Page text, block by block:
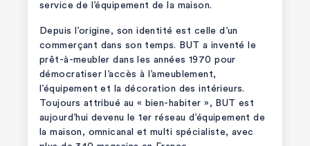
service de l’équipement de la maison.
Depuis l’origine, son identité est celle d’un
commerçant dans son temps. BUT a inventé le
prêt-à-meubler dans les années 1970 pour
démocratiser l’accès à l’ameublement,
l’équipement et la décoration des intérieurs.
Toujours attribué au « bien-habiter », BUT est
aujourd’hui devenu le 1er réseau d’équipement de
la maison, omnicanal et multi spécialiste, avec